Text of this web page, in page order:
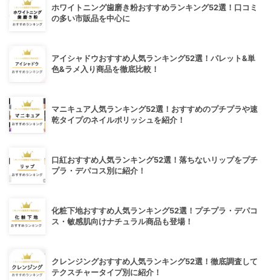
ホワイトニング歯磨き粉おすすめランキング52選！口コミ
の多い市販品を中心に
アイシャドウおすすめ人気ランキング52選！パレット&単
色&ラメ入り商品を徹底比較！
マニキュア人気ランキング52選！おすすめのプチプラや速
乾タイプのネイルポリッシュを紹介！
口紅おすすめ人気ランキング52選！落ちないリップをプチ
プラ・デパコス別に紹介！
化粧下地おすすめ人気ランキング52選！プチプラ・デパコ
ス・敏感肌向けナチュラル商品も登場！
クレンジングおすすめ人気ランキング52選！徹底調査して
テクスチャータイプ別に紹介！